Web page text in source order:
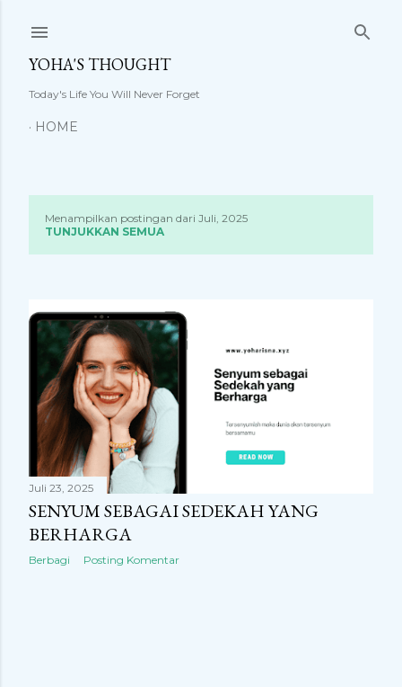
YOHA'S THOUGHT
Today's Life You Will Never Forget
HOME
s
n
g
a
n
Menampilkan postingan dari Juli, 2025
TUNJUKKAN SEMUA
Juli 23, 2025
SENYUM SEBAGAI SEDEKAH YANG
BERHARGA
Berbagi Posting Komentar